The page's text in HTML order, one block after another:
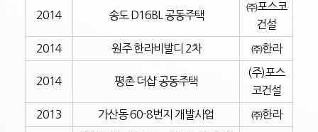
2014 송도 D16BL 공동주택
㈜포스코
건설
2014 원주 한라비발디 2차 ㈜한라
2014 평촌 더샵 공동주택
(주)포스
코건설
2013 가산동 60-8번지 개발사업 ㈜한라